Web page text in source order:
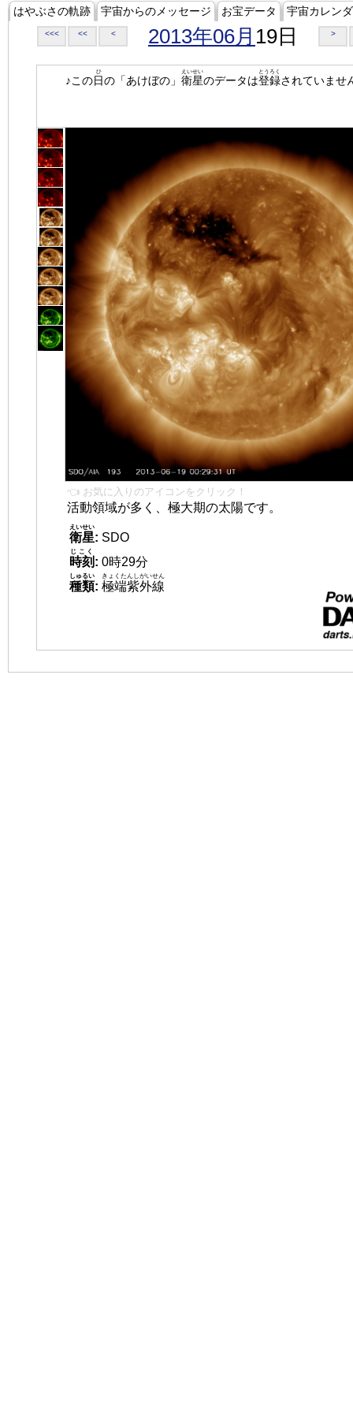
はやぶさの軌跡 宇宙からのメッセージ お宝データ 宇宙カレン
<<< << < 2013年06月 19日 >
♪この日
ひ
の「あけぼの」 衛星
えいせい
のデータは登録
とうろく
されていませ
👈 お気に入りのアイコンをクリック！
活動領域が多く、極大期の太陽です。
衛星
えいせい
: SDO
時刻
じこく
: 0時29分
種類
しゅるい
: 極端紫外線
きょくたんしがいせん